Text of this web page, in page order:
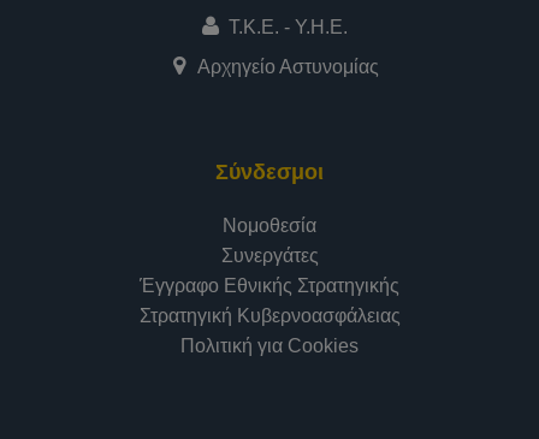
Τ.Κ.Ε. - Υ.Η.Ε.
Αρχηγείο Αστυνομίας
Σύνδεσμοι
Νομοθεσία
Συνεργάτες
Έγγραφο Εθνικής Στρατηγικής
Στρατηγική Κυβερνοασφάλειας
Πολιτική για Cookies